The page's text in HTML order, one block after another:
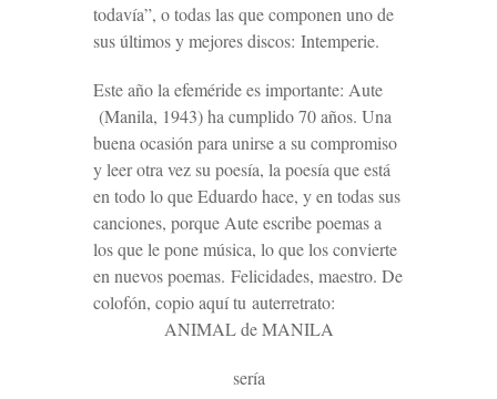
todavía”, o todas las que componen uno de
sus últimos y mejores discos: Intemperie.
Este año la efeméride es importante: Aute
(Manila, 1943) ha cumplido 70 años. Una
buena ocasión para unirse a su compromiso
y leer otra vez su poesía, la poesía que está
en todo lo que Eduardo hace, y en todas sus
canciones, porque Aute escribe poemas a
los que le pone música, lo que los convierte
en nuevos poemas. Felicidades, maestro. De
colofón, copio aquí tu auterretrato:
ANIMAL de MANILA
sería